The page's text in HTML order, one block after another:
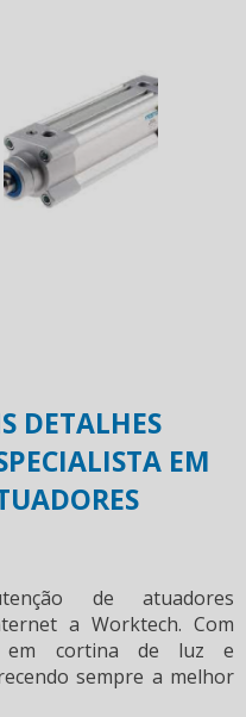
DETALHES
EM
de atuadores
a Worktech. Com
em cortina de luz e
sempre a melhor